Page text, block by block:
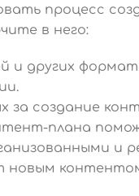
процесс
в него:
и других
за создание
плана
и
новым